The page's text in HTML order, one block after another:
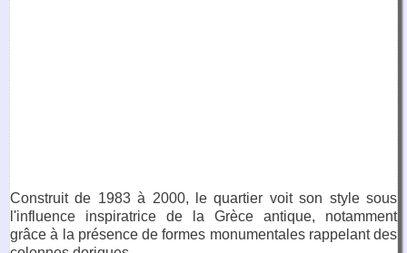
Construit de 1983 à 2000, le quartier voit son style sous
l'influence inspiratrice de la Grèce antique, notamment
grâce à la présence de formes monumentales rappelant des